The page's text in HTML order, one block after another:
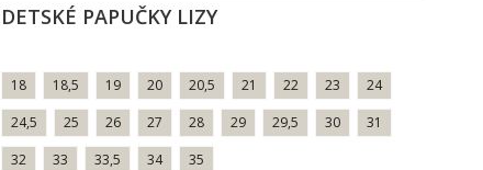
DETSKÉ PAPUČKY LIZY
18 18,5 19 20 20,5 21 22 23
24
24,5
25 26 27 28 29 29,5 30
31
32
33 33,5 34 35